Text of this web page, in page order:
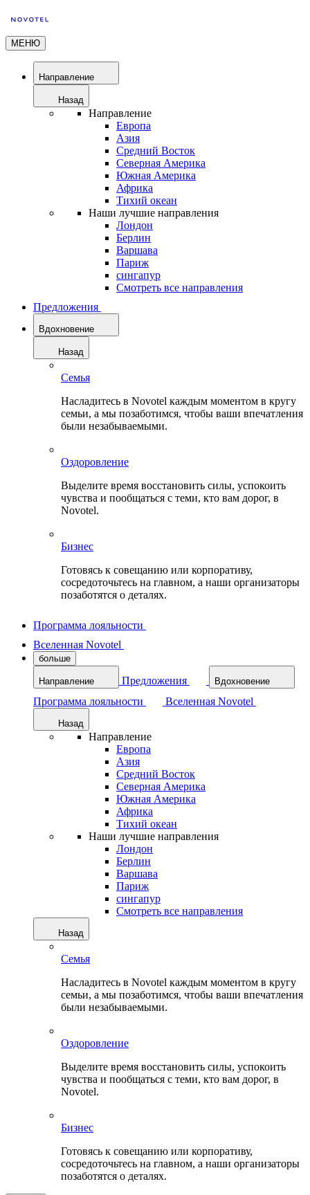
МЕНЮ
Направление
Назад
Направление
Европа
Азия
Средний Восток
Северная Америка
Южная Америка
Африка
Тихий океан
Наши лучшие направления
Лондон
Берлин
Варшава
Париж
сингапур
Смотреть все направления
Предложения
Вдохновение
Назад
Семья
Насладитесь в Novotel каждым моментом в кругу
семьи, а мы позаботимся, чтобы ваши впечатления
были незабываемыми.
Оздоровление
Выделите время восстановить силы, успокоить
чувства и пообщаться с теми, кто вам дорог, в
Novotel.
Бизнес
Готовясь к совещанию или корпоративу,
сосредоточьтесь на главном, а наши организаторы
позаботятся о деталях.
Программа лояльности
Вселенная Novotel
больше
Направление Предложения Вдохновение
Программа лояльности Вселенная Novotel
Назад
Направление
Европа
Азия
Средний Восток
Северная Америка
Южная Америка
Африка
Тихий океан
Наши лучшие направления
Лондон
Берлин
Варшава
Париж
сингапур
Смотреть все направления
Назад
Семья
Насладитесь в Novotel каждым моментом в кругу
семьи, а мы позаботимся, чтобы ваши впечатления
были незабываемыми.
Оздоровление
Выделите время восстановить силы, успокоить
чувства и пообщаться с теми, кто вам дорог, в
Novotel.
Бизнес
Готовясь к совещанию или корпоративу,
сосредоточьтесь на главном, а наши организаторы
позаботятся о деталях.